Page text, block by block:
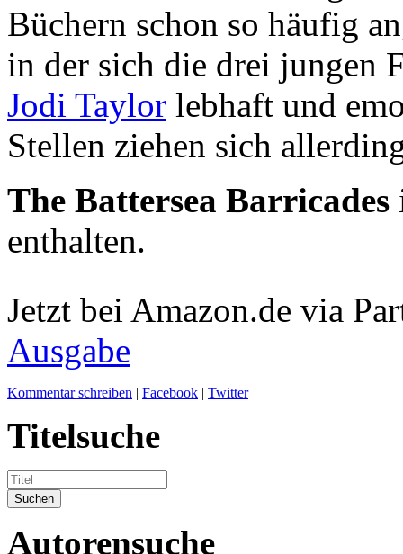
Büchern schon so häufig
in der sich die drei jungen
Jodi Taylor lebhaft und
Stellen ziehen sich
The Battersea Barricades
enthalten.
Jetzt bei Amazon.de via
Ausgabe
Kommentar schreiben | Facebook | Twitter
Titelsuche
Autorensuche